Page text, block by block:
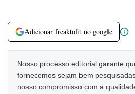
Adicionar freaktofit no google
Nosso processo editorial garante
fornecemos sejam bem
nosso compromisso com a